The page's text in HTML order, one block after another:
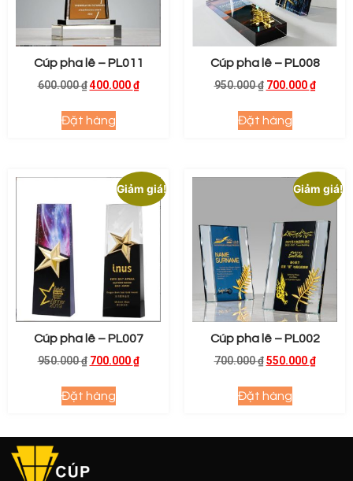
Cúp pha lê – PL011
600.000₫ 400.000₫
Đặt hàng
Cúp pha lê – PL008
950.000₫ 700.000₫
Đặt hàng
Giảm giá!
Cúp pha lê – PL007
950.000₫ 700.000₫
Đặt hàng
Giảm giá!
Cúp pha lê – PL002
700.000₫ 550.000₫
Đặt hàng